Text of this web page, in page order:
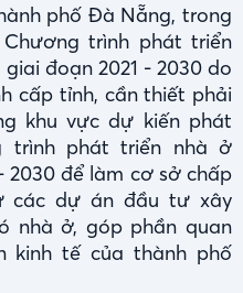
phố Đà Nẵng, trong
trình phát triển
đoạn 2021 - 2030 do
cấp tỉnh, cần thiết phải
khu vực dự kiến phát
trình phát triển nhà ở
2030 để làm cơ sở chấp
các dự án đầu tư xây
nhà ở, góp phần quan
kinh tế của thành phố